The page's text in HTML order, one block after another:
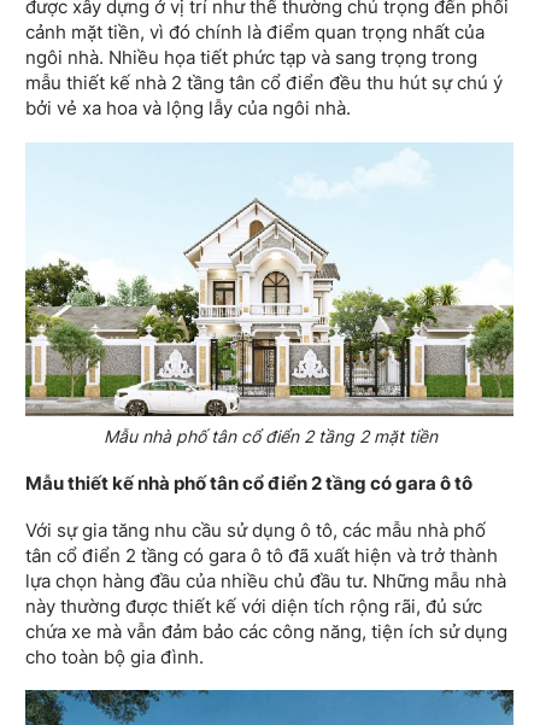
được xây dựng ở vị trí như thế thường chú trọng đến phối
cảnh mặt tiền, vì đó chính là điểm quan trọng nhất của
ngôi nhà. Nhiều họa tiết phức tạp và sang trọng trong
mẫu thiết kế nhà 2 tầng tân cổ điển đều thu hút sự chú ý
bởi vẻ xa hoa và lộng lẫy của ngôi nhà.
Mẫu nhà phố tân cổ điển 2 tầng 2 mặt tiền
Mẫu thiết kế nhà phố tân cổ điển 2 tầng có gara ô tô
Với sự gia tăng nhu cầu sử dụng ô tô, các mẫu nhà phố
tân cổ điển 2 tầng có gara ô tô đã xuất hiện và trở thành
lựa chọn hàng đầu của nhiều chủ đầu tư. Những mẫu nhà
này thường được thiết kế với diện tích rộng rãi, đủ sức
chứa xe mà vẫn đảm bảo các công năng, tiện ích sử dụng
cho toàn bộ gia đình.